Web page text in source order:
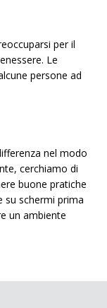
per il
Le
persone ad
nel modo
cerchiamo di
buone pratiche
su schermi prima
un ambiente